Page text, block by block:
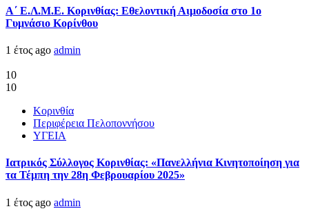
Α΄ Ε.Λ.Μ.Ε. Κορινθίας: Εθελοντική Αιμοδοσία στο 1ο
Γυμνάσιο Κορίνθου
1 έτος ago admin
10
10
Κορινθία
Περιφέρεια Πελοποννήσου
ΥΓΕΙΑ
Ιατρικός Σύλλογος Κορινθίας: «Πανελλήνια Κινητοποίηση για
τα Τέμπη την 28η Φεβρουαρίου 2025»
1 έτος ago admin